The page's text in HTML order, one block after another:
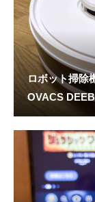
ロボット掃除
OVACS